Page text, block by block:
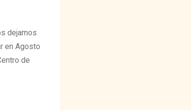
dejamos
en Agosto
de